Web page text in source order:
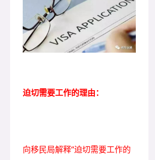
迫切需要工作的理由：
向移民局解释“迫切需要工作的